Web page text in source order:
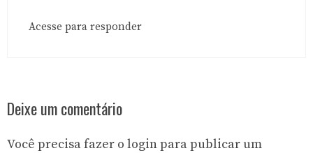
Acesse para responder
Deixe um comentário
Você precisa fazer o loginpara publicar um